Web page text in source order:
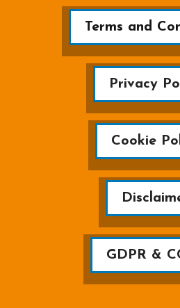
Terms and
Privacy
Cookie
GDPR &